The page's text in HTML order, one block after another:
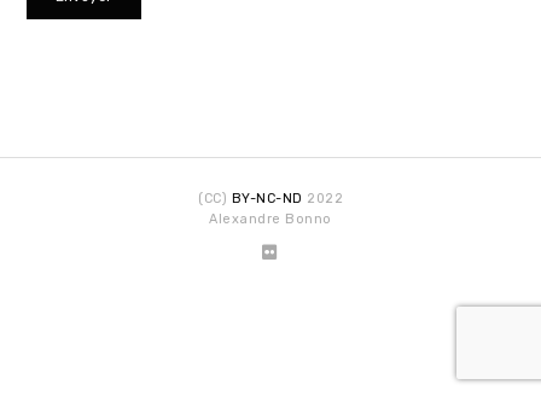
(CC) BY-NC-ND 2022
Alexandre Bonno